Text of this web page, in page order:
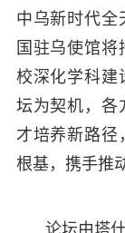
中乌新时代全
国驻乌使馆
校深化学科建
坛为契机，各
才培养新路径
根基，携手推
论坛由塔